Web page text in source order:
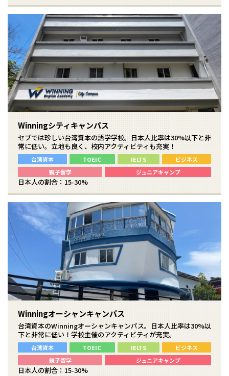
Winningシティキャンパス
セブでは珍しい台湾資本の語学学校。日本人比率は30%以下と非
常に低い。立地も良く、校内アクティビティも充実！
台湾資本 TOEIC IELTS
ビジネス
親子留学
ジュニアキャンプ
日本人の割合：15-30%
Winningオーシャンキャンパス
台湾資本のWinningオーシャンキャンパス。日本人比率は30%以
下と非常に低い！学校主催のアクティビティが充実。
台湾資本 TOEIC IELTS
ビジネス
親子留学
ジュニアキャンプ
日本人の割合：15-30%